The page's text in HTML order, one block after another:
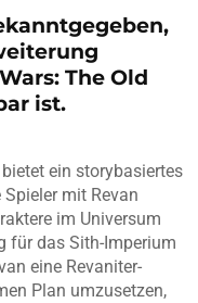
The Old
ist.
bietet ein storybasiertes
mit Revan
im Universum
für das Sith-Imperium
eine Revaniter-
Plan umzusetzen,